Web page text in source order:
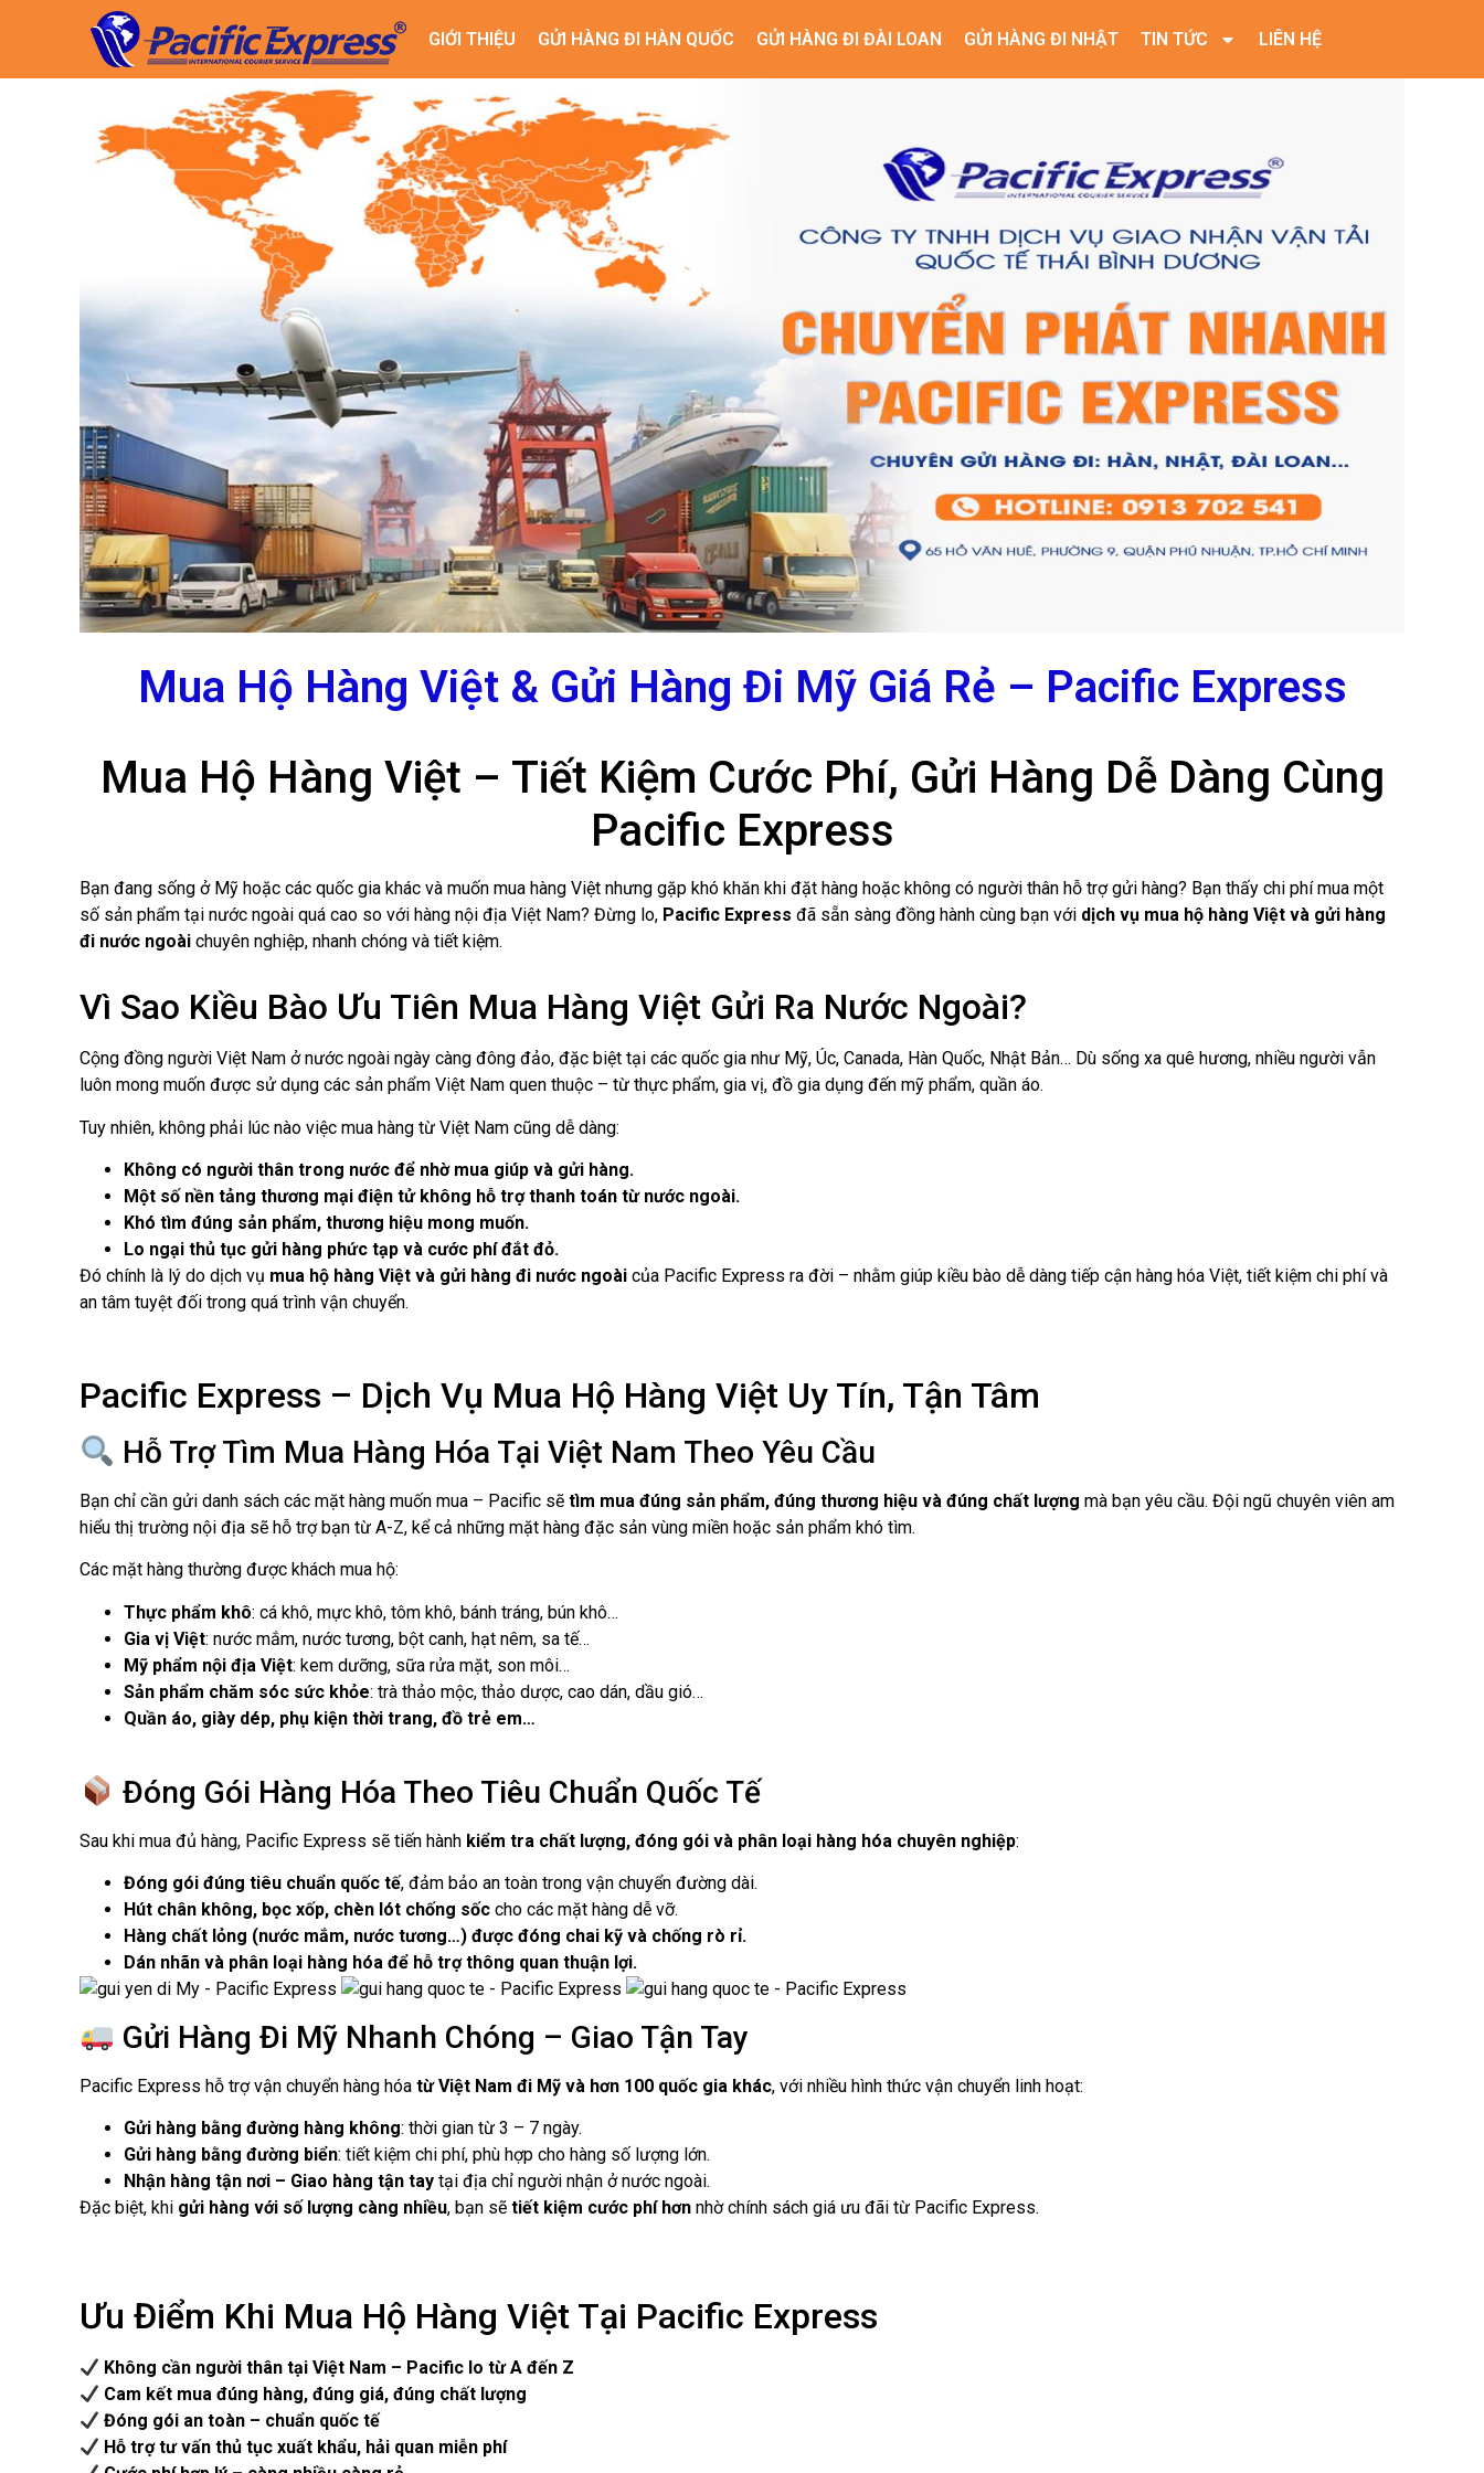
GIỚI THIỆU GỬI HÀNG ĐI HÀN QUỐC GỬI HÀNG ĐI ĐÀI LOAN GỬI HÀNG ĐI NHẬT TIN TỨC LIÊN HỆ
Mua Hộ Hàng Việt & Gửi Hàng Đi Mỹ Giá Rẻ – Pacific Express
Mua Hộ Hàng Việt – Tiết Kiệm Cước Phí, Gửi Hàng Dễ Dàng Cùng
Pacific Express
Bạn đang sống ở Mỹ hoặc các quốc gia khác và muốn mua hàng Việt nhưng gặp khó khăn khi đặt hàng hoặc không có người thân hỗ trợ gửi hàng? Bạn thấy chi phí mua một
số sản phẩm tại nước ngoài quá cao so với hàng nội địa Việt Nam? Đừng lo, Pacific Express đã sẵn sàng đồng hành cùng bạn với dịch vụ mua hộ hàng Việt và gửi hàng
đi nước ngoài chuyên nghiệp, nhanh chóng và tiết kiệm.
Vì Sao Kiều Bào Ưu Tiên Mua Hàng Việt Gửi Ra Nước Ngoài?
Cộng đồng người Việt Nam ở nước ngoài ngày càng đông đảo, đặc biệt tại các quốc gia như Mỹ, Úc, Canada, Hàn Quốc, Nhật Bản… Dù sống xa quê hương, nhiều người vẫn
luôn mong muốn được sử dụng các sản phẩm Việt Nam quen thuộc – từ thực phẩm, gia vị, đồ gia dụng đến mỹ phẩm, quần áo.
Tuy nhiên, không phải lúc nào việc mua hàng từ Việt Nam cũng dễ dàng:
Không có người thân trong nước để nhờ mua giúp và gửi hàng.
Một số nền tảng thương mại điện tử không hỗ trợ thanh toán từ nước ngoài.
Khó tìm đúng sản phẩm, thương hiệu mong muốn.
Lo ngại thủ tục gửi hàng phức tạp và cước phí đắt đỏ.
Đó chính là lý do dịch vụ mua hộ hàng Việt và gửi hàng đi nước ngoài của Pacific Express ra đời – nhằm giúp kiều bào dễ dàng tiếp cận hàng hóa Việt, tiết kiệm chi phí và
an tâm tuyệt đối trong quá trình vận chuyển.
Pacific Express – Dịch Vụ Mua Hộ Hàng Việt Uy Tín, Tận Tâm
Hỗ Trợ Tìm Mua Hàng Hóa Tại Việt Nam Theo Yêu Cầu
Bạn chỉ cần gửi danh sách các mặt hàng muốn mua – Pacific sẽ tìm mua đúng sản phẩm, đúng thương hiệu và đúng chất lượng mà bạn yêu cầu. Đội ngũ chuyên viên am
hiểu thị trường nội địa sẽ hỗ trợ bạn từ A-Z, kể cả những mặt hàng đặc sản vùng miền hoặc sản phẩm khó tìm.
Các mặt hàng thường được khách mua hộ:
Thực phẩm khô: cá khô, mực khô, tôm khô, bánh tráng, bún khô…
Gia vị Việt: nước mắm, nước tương, bột canh, hạt nêm, sa tế…
Mỹ phẩm nội địa Việt: kem dưỡng, sữa rửa mặt, son môi…
Sản phẩm chăm sóc sức khỏe: trà thảo mộc, thảo dược, cao dán, dầu gió…
Quần áo, giày dép, phụ kiện thời trang, đồ trẻ em…
Đóng Gói Hàng Hóa Theo Tiêu Chuẩn Quốc Tế
Sau khi mua đủ hàng, Pacific Express sẽ tiến hành kiểm tra chất lượng, đóng gói và phân loại hàng hóa chuyên nghiệp:
Đóng gói đúng tiêu chuẩn quốc tế, đảm bảo an toàn trong vận chuyển đường dài.
Hút chân không, bọc xốp, chèn lót chống sốc cho các mặt hàng dễ vỡ.
Hàng chất lỏng (nước mắm, nước tương…) được đóng chai kỹ và chống rò rỉ.
Dán nhãn và phân loại hàng hóa để hỗ trợ thông quan thuận lợi.
Gửi Hàng Đi Mỹ Nhanh Chóng – Giao Tận Tay
Pacific Express hỗ trợ vận chuyển hàng hóa từ Việt Nam đi Mỹ và hơn 100 quốc gia khác, với nhiều hình thức vận chuyển linh hoạt:
Gửi hàng bằng đường hàng không: thời gian từ 3 – 7 ngày.
Gửi hàng bằng đường biển: tiết kiệm chi phí, phù hợp cho hàng số lượng lớn.
Nhận hàng tận nơi – Giao hàng tận tay tại địa chỉ người nhận ở nước ngoài.
Đặc biệt, khi gửi hàng với số lượng càng nhiều, bạn sẽ tiết kiệm cước phí hơn nhờ chính sách giá ưu đãi từ Pacific Express.
Ưu Điểm Khi Mua Hộ Hàng Việt Tại Pacific Express
Không cần người thân tại Việt Nam – Pacific lo từ A đến Z
Cam kết mua đúng hàng, đúng giá, đúng chất lượng
Đóng gói an toàn – chuẩn quốc tế
Hỗ trợ tư vấn thủ tục xuất khẩu, hải quan miễn phí